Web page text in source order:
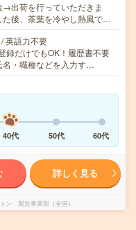
出荷を行っていただきま
後、茶葉を冷やし熱風で…
英語力不要
録だけでもOK！履歴書不要
・職種などを入力す…
40代 50代 60代
詳しく見る
ン 製造事業部（全国）